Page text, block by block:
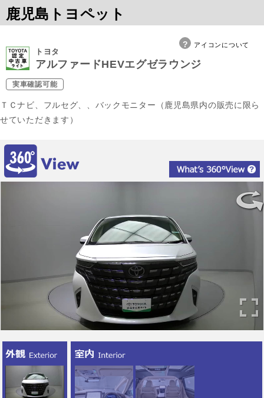
鹿児島トヨペット
アイコンについて
トヨタ
アルファードHEVエグゼラウンジ
実車確認可能
ＴＣナビ、フルセグ、、バックモニター（鹿児島県内の販売に限ら
せていただきます）